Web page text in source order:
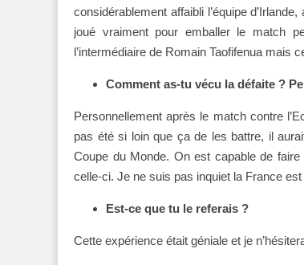
considérablement affaibli l’équipe
joué vraiment pour emballer le match
l’intermédiaire de Romain Taofifenua mais
Comment as-tu vécu la défaite ?
Personnellement après le match contre
pas été si loin que ça de les battre, il
Coupe du Monde. On est capable de
celle-ci. Je ne suis pas inquiet la France
Est-ce que tu le referais ?
Cette expérience était géniale et je